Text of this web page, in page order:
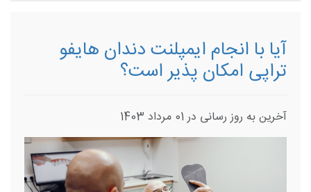
​آیا با انجام ایمپلنت دندان هایفو
تراپی امکان پذیر است؟
آخرین به روز رسانی در 01 مرداد 1403